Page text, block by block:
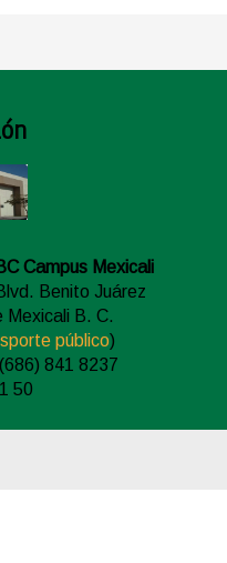
Campus Mexicali
Benito Juárez
Mexicali B. C.
público)
841 8237
50